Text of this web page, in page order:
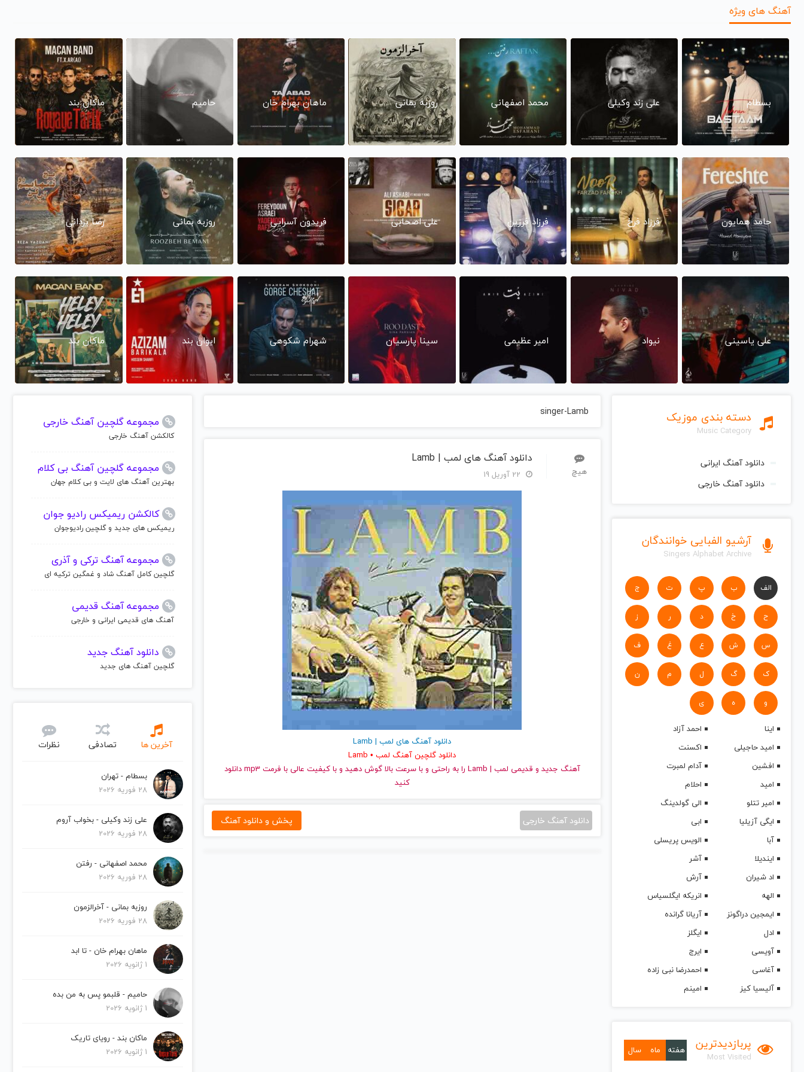
آهنگ های ویژه
بسطام علی زند وکیلی محمد اصفهانی روزبه بمانی ماهان بهرام خان حامیم ماکان بند
حامد همایون فرزاد فرخ فرزاد فرزین علی اصحابی فریدون آسرایی روزبه بمانی رضا یزدانی
علی یاسینی نیواد امیر عظیمی سینا پارسیان شهرام شکوهی ایوان بند ماکان بند
دسته بندی موزیک
Music Category
دانلود آهنگ ایرانی
دانلود آهنگ خارجی
آرشیو الفبایی خوانندگان
Singers Alphabet Archive
الف ب پ ت ج
ح خ د ر ز
س ش ع غ ف
ک گ ل م ن
و ه ی
اینا
احمد آزاد
امید حاجیلی
اکسنت
افشین
آدام لمبرت
امید
احلام
امیر تتلو
الی گولدینگ
ایگی آزیلیا
ابی
آبا
الویس پریسلی
ایندیلا
آشر
اد شیران
آرش
الهه
انریکه ایگلسیاس
ایمجین دراگونز
آریانا گرانده
ادل
ایگلز
آویسی
ایرج
آغاسی
احمدرضا نبی زاده
آلیسیا کیز
امینم
پربازدیدترین
Most Visited
هفته ماه سال
singer-Lamb
هیچ
دانلود آهنگ های لمب | Lamb
دانلود آهنگ های لمب | Lamb
دانلود گلچین آهنگ لمب • Lamb
آهنگ جدید
و قدیمی لمب | Lamb را به راحتی و با سرعت بالا گوش دهید و با کیفیت عالی با فرمت mp3 دانلود
کنید
دانلود آهنگ خارجی پخش و دانلود آهنگ
مجموعه گلچین آهنگ خارجی
کالکشن آهنگ خارجی
مجموعه گلچین آهنگ بی کلام
بهترین آهنگ های لایت و بی کلام جهان
کالکشن ریمیکس رادیو جوان
ریمیکس های جدید و گلچین رادیوجوان
مجموعه آهنگ ترکی و آذری
گلچین کامل آهنگ شاد و غمگین ترکیه ای
مجموعه آهنگ قدیمی
آهنگ های قدیمی ایرانی و خارجی
دانلود آهنگ جدید
گلچین آهنگ های جدید
آخرین ها تصادفی نظرات
بسطام - تهران
28 فوریه 2026
علی زند وکیلی - بخواب آروم
28 فوریه 2026
محمد اصفهانی - رفتن
28 فوریه 2026
روزبه بمانی - آخرالزمون
28 فوریه 2026
ماهان بهرام خان - تا ابد
1 ژانویه 2026
حامیم - قلبمو پس به من بده
1 ژانویه 2026
ماکان بند - رویای تاریک
1 ژانویه 2026